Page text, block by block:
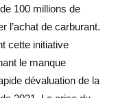
100 millions de
l’achat de carburant.
cette initiative
le manque
dévaluation de la